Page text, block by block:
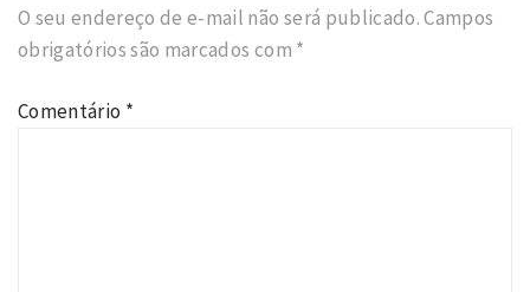
O seu endereço de e-mail não será publicado.Campos
obrigatórios são marcados com *
Comentário *